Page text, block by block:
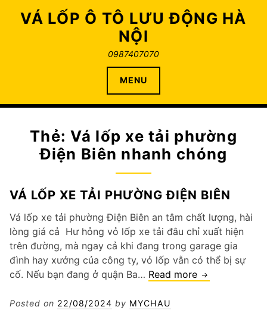
VÁ LỐP Ô TÔ LƯU ĐỘNG HÀ
NỘI
0987407070
MENU
Thẻ:Vá lốp xe tải phường
Điện Biên nhanh chóng
VÁ LỐP XE TẢI PHƯỜNG ĐIỆN BIÊN
Vá lốp xe tải phường Điện Biên an tâm chất lượng, hài
lòng giá cả Hư hỏng vỏ lốp xe tải đâu chỉ xuất hiện
trên đường, mà ngay cả khi đang trong garage gia
đình hay xưởng của công ty, vỏ lốp vẫn có thể bị sự
cố. Nếu bạn đang ở quận Ba… Read more Vá
Posted on 22/08/2024 by MYCHAU